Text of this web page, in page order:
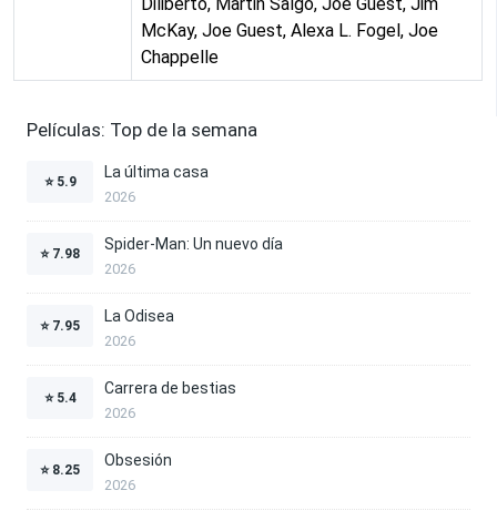
McKay, Joe Guest, Alexa L. Fogel, Joe
Chappelle
Películas: Top de la semana
⭐ 5.9
La última casa
2026
⭐ 7.98
Spider-Man: Un nuevo día
2026
⭐ 7.95
La Odisea
2026
⭐ 5.4
Carrera de bestias
2026
⭐ 8.25
Obsesión
2026